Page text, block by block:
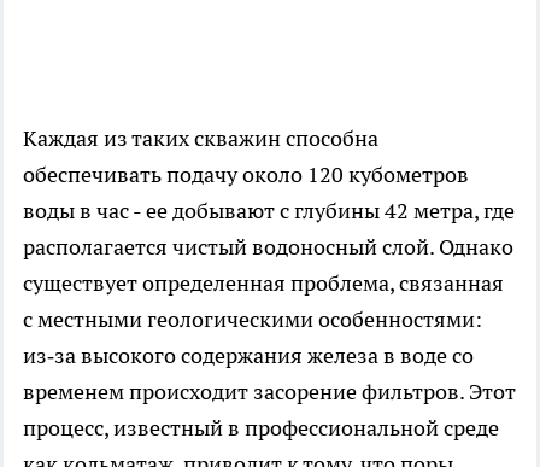
Каждая из таких скважин способна
обеспечивать подачу около 120 кубометров
воды в час - ее добывают с глубины 42 метра, где
располагается чистый водоносный слой. Однако
существует определенная проблема, связанная
с местными геологическими особенностями:
из‑за высокого содержания железа в воде со
временем происходит засорение фильтров. Этот
процесс, известный в профессиональной среде